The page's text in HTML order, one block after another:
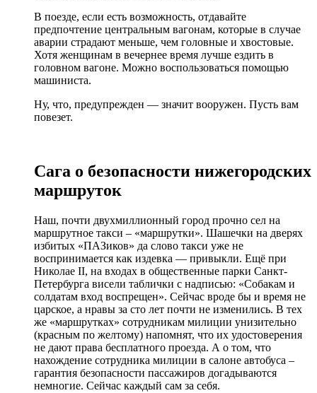
В поезде, если есть возможность, отдавайте
предпочтение центральным вагонам, которые в случае
аварии страдают меньше, чем головные и хвостовые.
Хотя женщинам в вечернее время лучше ездить в
головном вагоне. Можно воспользоваться помощью
машиниста.
Ну, что, предупрежден — значит вооружен. Пусть вам
повезет.
Сага о безопасности нижегородских
маршруток
Наш, почти двухмиллионный город прочно сел на
маршрутное такси – «маршрутки». Шашечки на дверях
избитых «ПАЗиков» да слово такси уже не
воспринимается как издевка — привыкли. Ещё при
Николае II, на входах в общественные парки Санкт-
Петербурга висели таблички с надписью: «Собакам и
солдатам вход воспрещен». Сейчас вроде бы и время не
царское, а нравы за сто лет почти не изменились. В тех
же «маршрутках» сотрудникам милиции унизительно
(красным по желтому) напомнят, что их удостоверения
не дают права бесплатного проезда. А о том, что
нахождение сотрудника милиции в салоне автобуса –
гарантия безопасности пассажиров догадываются
немногие. Сейчас каждый сам за себя.